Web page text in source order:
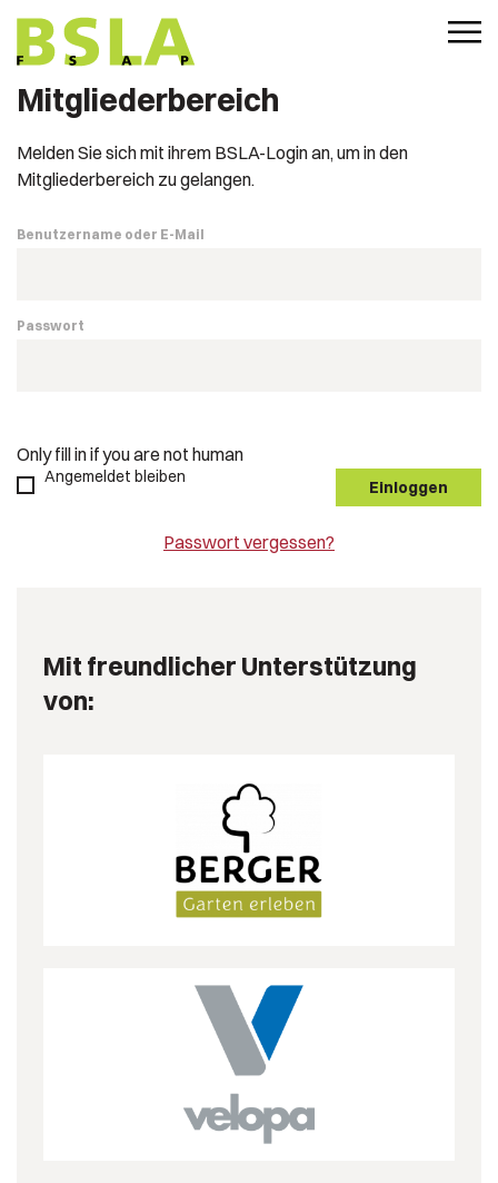
Mitgliederbereich
Melden Sie sich mit ihrem BSLA-Login an, um in den
Mitgliederbereich zu gelangen.
Benutzername oder E-Mail
Passwort
Only fill in if you are not human
Angemeldet bleiben
Passwort vergessen?
Mit freundlicher Unterstützung
von: